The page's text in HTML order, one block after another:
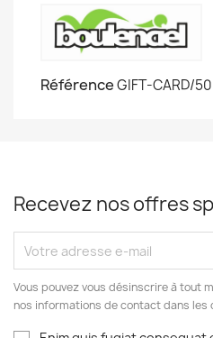
RéférenceGIFT-CARD/50
Recevez nos offres
Vous pouvez vous désinscrire à tout
nos informations de contact dans